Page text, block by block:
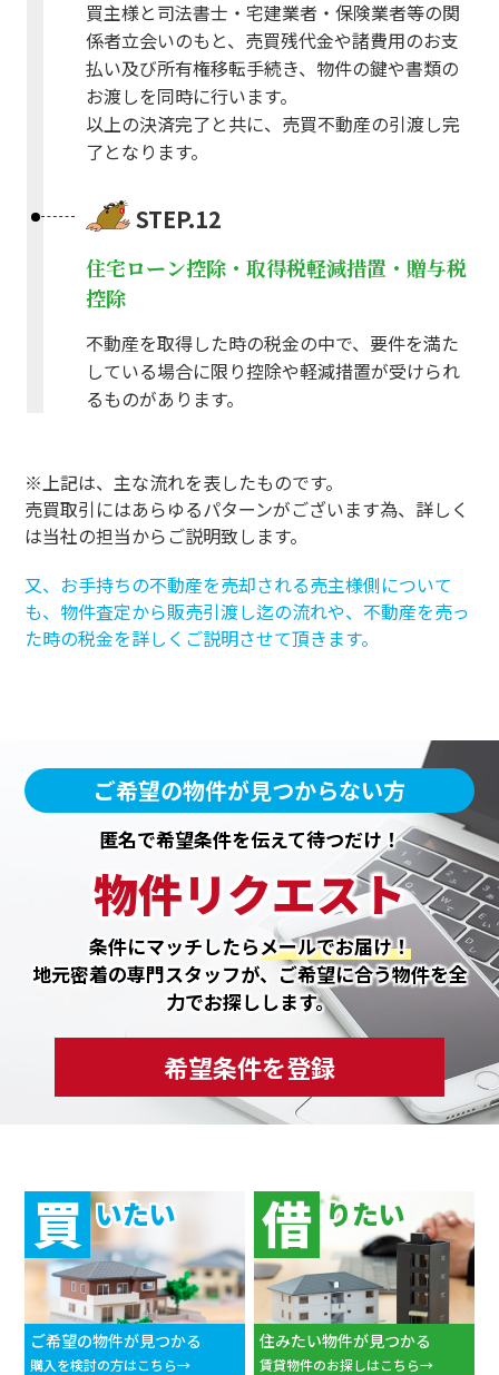
買主様と司法書士・宅建業者・保険業者等の関
係者立会いのもと、売買残代金や諸費用のお支
払い及び所有権移転手続き、物件の鍵や書類の
お渡しを同時に行います。
以上の決済完了と共に、売買不動産の引渡し完
了となります。
STEP.12
住宅ローン控除・取得税軽減措置・贈与税
控除
不動産を取得した時の税金の中で、要件を満た
している場合に限り控除や軽減措置が受けられ
るものがあります。
※上記は、主な流れを表したものです。
売買取引にはあらゆるパターンがございます為、詳しく
は当社の担当からご説明致します。
又、お手持ちの不動産を売却される売主様側について
も、物件査定から販売引渡し迄の流れや、不動産を売っ
た時の税金を詳しくご説明させて頂きます。
ご希望の物件が見つからない方
匿名で希望条件を伝えて待つだけ！
物件リクエスト
条件にマッチしたらメールでお届け！
地元密着の専門スタッフが、ご希望に合う物件を全
力でお探しします。
希望条件を登録
買 いたい
ご希望の物件が見つかる
購入を検討の方はこちら
借 りたい
住みたい物件が見つかる
賃貸物件のお探しはこちら